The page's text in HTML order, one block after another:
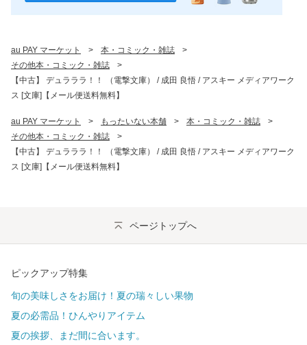
au PAY マーケット > 本・コミック・雑誌
>
その他本・コミック・雑誌
>
【中古】 デュラララ！！ （電撃文庫） / 成田 良悟 / アスキー メディアワーク
ス [文庫]【メール便送料無料】
au PAY マーケット > もったいない本舗 > 本・コミック・雑誌
>
その他本・コミック・雑誌
>
【中古】 デュラララ！！ （電撃文庫） / 成田 良悟 / アスキー メディアワーク
ス [文庫]【メール便送料無料】
ページトップへ
ピックアップ特集
旬の美味しさをお届け！夏の瑞々しい果物
夏の必需品！ひんやりアイテム
夏の挨拶、まだ間に合います。